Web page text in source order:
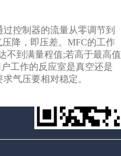
控制器的流量从零调节到
降，即压差。MFC的工作
不到满量程值;若高于最高值
工作的反应室是真空还是
气压要相对稳定。
经理